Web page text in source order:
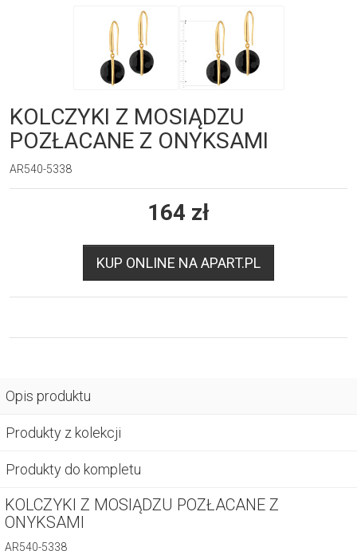
KOLCZYKI Z MOSIĄDZU
POZŁACANE Z ONYKSAMI
AR540-5338
164 zł
KUP ONLINE NA APART.PL
Opis produktu
Produkty z kolekcji
Produkty do kompletu
KOLCZYKI Z MOSIĄDZU POZŁACANE Z
ONYKSAMI
AR540-5338